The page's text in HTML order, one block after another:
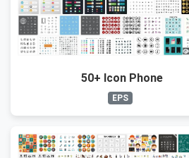
50+ Icon Phone
EPS